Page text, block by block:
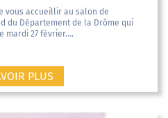
vous accueillir au salon de
du Département de la Drôme qui
mardi 27 février....
PLUS